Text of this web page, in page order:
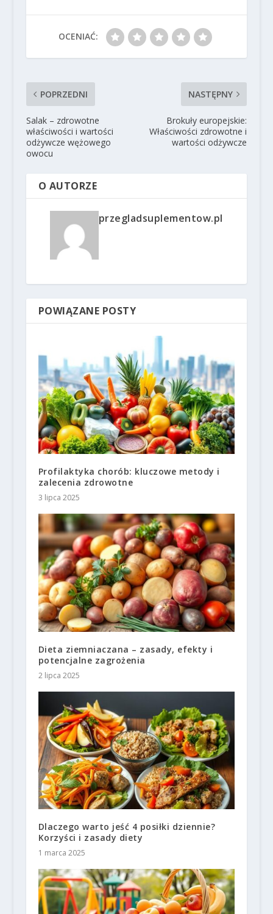
OCENIAĆ:
POPRZEDNI
Salak – zdrowotne
właściwości i wartości
odżywcze wężowego
owocu
NASTĘPNY
Brokuły europejskie:
Właściwości zdrowotne i
wartości odżywcze
O AUTORZE
przegladsuplementow.pl
POWIĄZANE POSTY
Profilaktyka chorób: kluczowe metody i
zalecenia zdrowotne
3 lipca 2025
Dieta ziemniaczana – zasady, efekty i
potencjalne zagrożenia
2 lipca 2025
Dlaczego warto jeść 4 posiłki dziennie?
Korzyści i zasady diety
1 marca 2025